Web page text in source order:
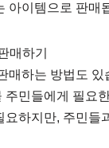
아이템으로 판매
매하기
하는 방법도
민들에게 필요
하지만, 주민들